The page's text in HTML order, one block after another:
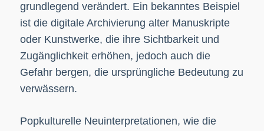
grundlegend verändert. Ein bekanntes Beispiel
ist die digitale Archivierung alter Manuskripte
oder Kunstwerke, die ihre Sichtbarkeit und
Zugänglichkeit erhöhen, jedoch auch die
Gefahr bergen, die ursprüngliche Bedeutung zu
verwässern.
Popkulturelle Neuinterpretationen, wie die